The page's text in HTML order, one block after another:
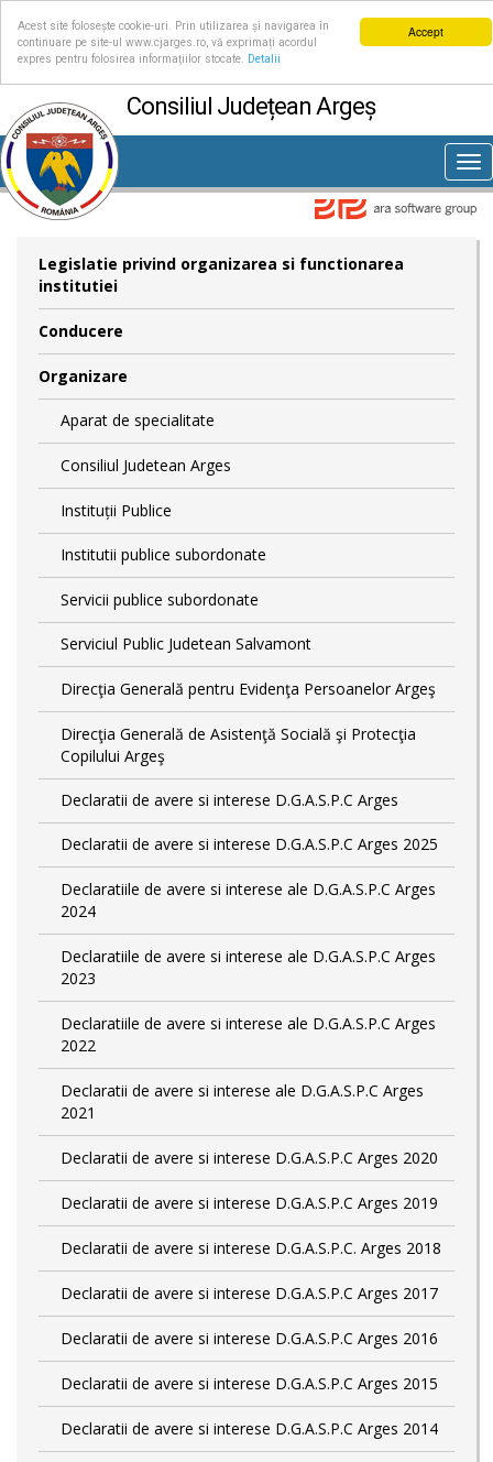
Accept
Acest site folosește cookie-uri. Prin utilizarea și navigarea în
continuare pe site-ul www.cjarges.ro, vă exprimați acordul
expres pentru folosirea informațiilor stocate.
Detalii
Consiliul Județean Argeș
Legislatie privind organizarea si functionarea
institutiei
Conducere
Organizare
Aparat de specialitate
Consiliul Judetean Arges
Instituții Publice
Institutii publice subordonate
Servicii publice subordonate
Serviciul Public Judetean Salvamont
Direcţia Generală pentru Evidenţa Persoanelor Argeş
Direcţia Generală de Asistenţă Socială şi Protecţia
Copilului Argeş
Declaratii de avere si interese D.G.A.S.P.C Arges
Declaratii de avere si interese D.G.A.S.P.C Arges 2025
Declaratiile de avere si interese ale D.G.A.S.P.C Arges
2024
Declaratiile de avere si interese ale D.G.A.S.P.C Arges
2023
Declaratiile de avere si interese ale D.G.A.S.P.C Arges
2022
Declaratii de avere si interese ale D.G.A.S.P.C Arges
2021
Declaratii de avere si interese D.G.A.S.P.C Arges 2020
Declaratii de avere si interese D.G.A.S.P.C Arges 2019
Declaratii de avere si interese D.G.A.S.P.C. Arges 2018
Declaratii de avere si interese D.G.A.S.P.C Arges 2017
Declaratii de avere si interese D.G.A.S.P.C Arges 2016
Declaratii de avere si interese D.G.A.S.P.C Arges 2015
Declaratii de avere si interese D.G.A.S.P.C Arges 2014